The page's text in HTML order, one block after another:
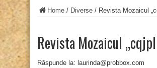
Home / Diverse / Revista Mozaicul
Revista Mozaicul
Răspunde la: laurinda@probbox.com